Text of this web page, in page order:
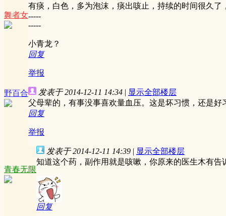
舞者女
有痰，白色，多为泡沫，痰出咳止，持续的时间很久了
-----
-----
小青龙？
回复
举报
野百合 发表于 2014-12-11 14:34 | 显示全部楼层
父母辈的，有事没事喜欢量血压。这是坏习惯，还是好
回复
举报
青春无限
发表于 2014-12-11 14:39 | 显示全部楼层
知道这个药，副作用就是咳嗽，你原来的医生木有告
回复